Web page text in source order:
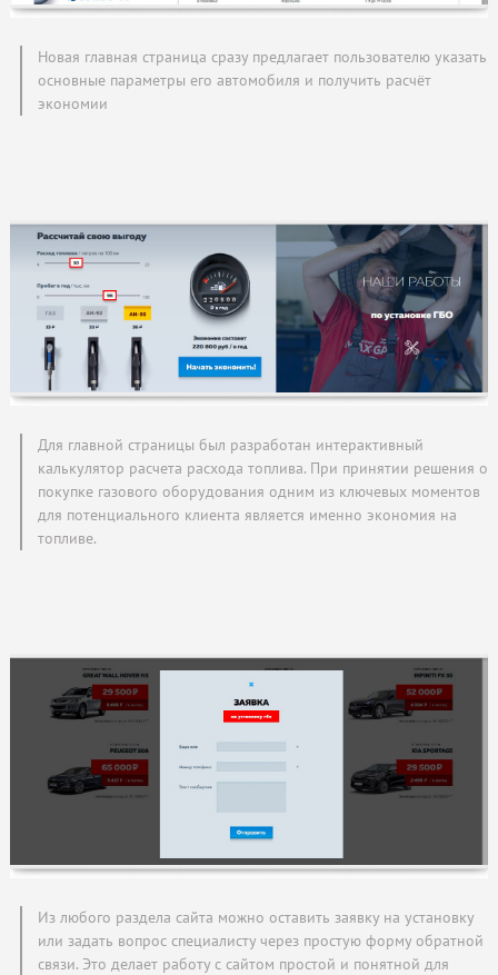
Новая главная страница сразу предлагает пользователю указать
основные параметры его автомобиля и получить расчёт
экономии
Для главной страницы был разработан интерактивный
калькулятор расчета расхода топлива. При принятии решения о
покупке газового оборудования одним из ключевых моментов
для потенциального клиента является именно экономия на
топливе.
Из любого раздела сайта можно оставить заявку на установку
или задать вопрос специалисту через простую форму обратной
связи. Это делает работу с сайтом простой и понятной для